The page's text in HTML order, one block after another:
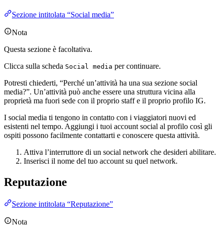
Sezione intitolata “Social media”
Nota
Questa sezione è facoltativa.
Clicca sulla scheda Social media per continuare.
Potresti chiederti, “Perché un’attività ha una sua sezione social
media?”. Un’attività può anche essere una struttura vicina alla
proprietà ma fuori sede con il proprio staff e il proprio profilo IG.
I social media ti tengono in contatto con i viaggiatori nuovi ed
esistenti nel tempo. Aggiungi i tuoi account social al profilo così gli
ospiti possono facilmente contattarti e conoscere questa attività.
Attiva l’interruttore di un social network che desideri abilitare.
Inserisci il nome del tuo account su quel network.
Reputazione
Sezione intitolata “Reputazione”
Nota